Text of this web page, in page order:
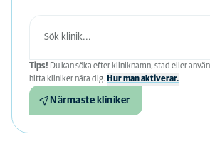
Tips! Du kan söka efter kliniknamn, stad eller
hitta kliniker nära dig. Hur man aktiverar.
Närmaste kliniker